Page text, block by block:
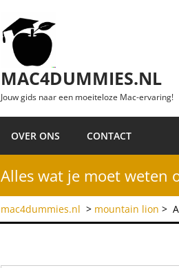
MAC4DUMMIES.NL
Jouw gids naar een moeiteloze Mac-ervaring!
OVER ONS CONTACT
Alles wat je moet weten
mac4dummies.nl > mountain lion >